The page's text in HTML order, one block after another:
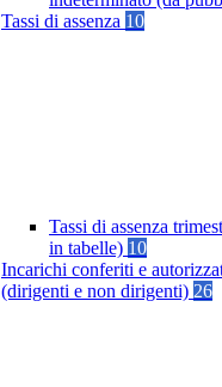
Tassi di assenza 10
Tassi di assenza
in tabelle) 10
Incarichi conferiti e
(dirigenti e non dirigenti) 26